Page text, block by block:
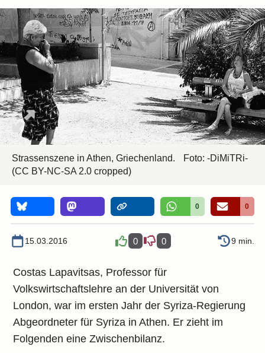
Strassenszene in Athen, Griechenland. Foto: -DiMiTRi-
(CC BY-NC-SA 2.0 cropped)
0 0
15.03.2016 0 0 9 min.
Costas Lapavitsas, Professor für
Volkswirtschaftslehre an der Universität von
London, war im ersten Jahr der Syriza-Regierung
Abgeordneter für Syriza in Athen. Er zieht im
Folgenden eine Zwischenbilanz.